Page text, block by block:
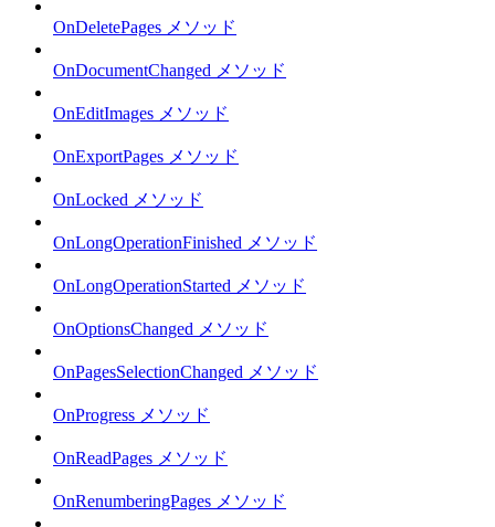
OnDeletePages メソッド
OnDocumentChanged メソッド
OnEditImages メソッド
OnExportPages メソッド
OnLocked メソッド
OnLongOperationFinished メソッド
OnLongOperationStarted メソッド
OnOptionsChanged メソッド
OnPagesSelectionChanged メソッド
OnProgress メソッド
OnReadPages メソッド
OnRenumberingPages メソッド